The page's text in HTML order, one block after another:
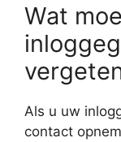
Wat
Als u uw
contact